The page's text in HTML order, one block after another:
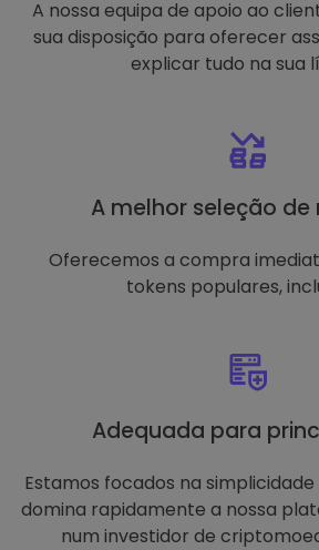
A nossa equipa de apoio ao
sua disposição para oferecer
explicar tudo na sua
A melhor seleção de
Oferecemos a compra
tokens populares,
Adequada para
Estamos focados na
domina rapidamente a nossa
num investidor de